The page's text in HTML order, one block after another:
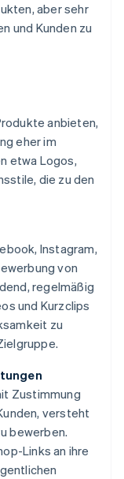
aber sehr
und Kunden zu
anbieten,
eher im
etwa Logos,
die zu den
Instagram,
von
regelmäßig
und Kurzclips
zu
Zustimmung
versteht
bewerben.
Links an ihre